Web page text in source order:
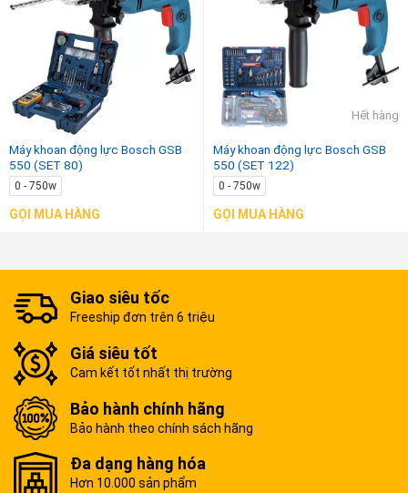
Máy khoan động lực Bosch GSB
550 (SET 80)
0 - 750w
GỌI MUA HÀNG
Hết hàng
Máy khoan động lực Bosch GSB
550 (SET 122)
0 - 750w
GỌI MUA HÀNG
Giao siêu tốc
Freeship đơn trên 6 triệu
Giá siêu tốt
Cam kết tốt nhất thị trường
Bảo hành chính hãng
Bảo hành theo chính sách hãng
Đa dạng hàng hóa
Hơn 10.000 sản phẩm